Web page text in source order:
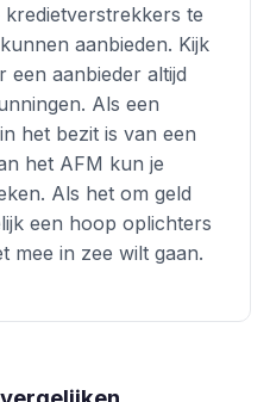
te
aanbieden. Kijk
een aanbieder altijd
Als een
het bezit is van een
het AFM kun je
Als het om geld
een hoop oplichters
mee in zee wilt gaan.